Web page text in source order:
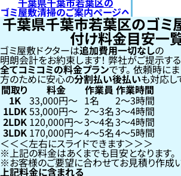
ゴミ屋敷清掃のご案内ページへ
千葉県千葉市若葉区のゴミ
付け料金目安一
ゴミ屋敷ドクターは追加費用一切なしの
明朗会計をお約束します！弊社がご提示す
全てコミコミの料金プランです。依頼時に
方のために安心の分割払い後払いも対応し
間取り 料金 作業員 作業時間
1K 33,000円〜 1名 2〜3時間
1LDK53,000円〜 2〜3名3〜4時間
2LDK 120,000円〜3〜4名3〜4時間
3LDK 170,000円〜4〜5名4〜5時間
左右にスライドできます
上記の料金はあくまでも目安となります。
お客様のご要望に合わせてお見積り作成い
上記料金に含まれる